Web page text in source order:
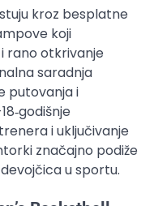
kroz besplatne
koji
rano otkrivanje
saradnja
putovanja i
i uključivanje
značajno podiže
u sportu.